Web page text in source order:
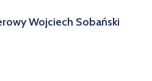
Wojciech Sobański